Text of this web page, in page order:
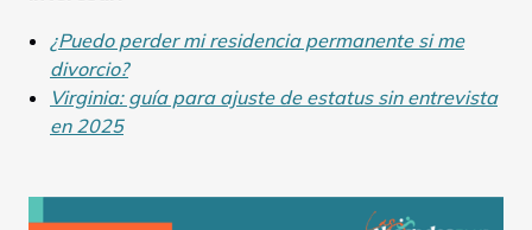
¿Puedo perder mi residencia permanente si me
divorcio?
Virginia: guía para ajuste de estatus sin entrevista
en 2025